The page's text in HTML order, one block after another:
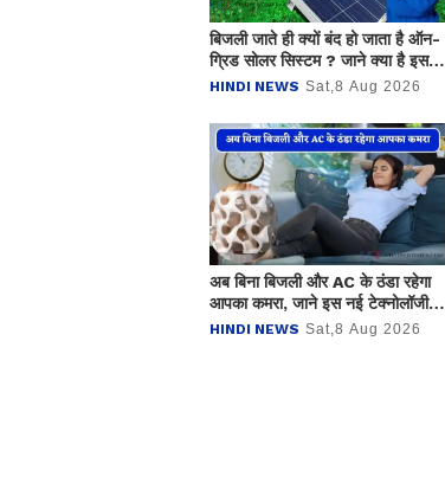
बिजली जाते ही क्यों बंद हो जाता है ऑन-
ग्रिड सोलर सिस्टम ? जाने क्या है इसकी
वजह और समाधान
HINDI NEWS Sat,8 Aug 2026
अब बिना बिजली और AC के ठंडा रहेगा
आपका कमरा, जाने इस नई टेक्नोलॉजी से
कैसे मिलेगा फायदा ?
HINDI NEWS Sat,8 Aug 2026